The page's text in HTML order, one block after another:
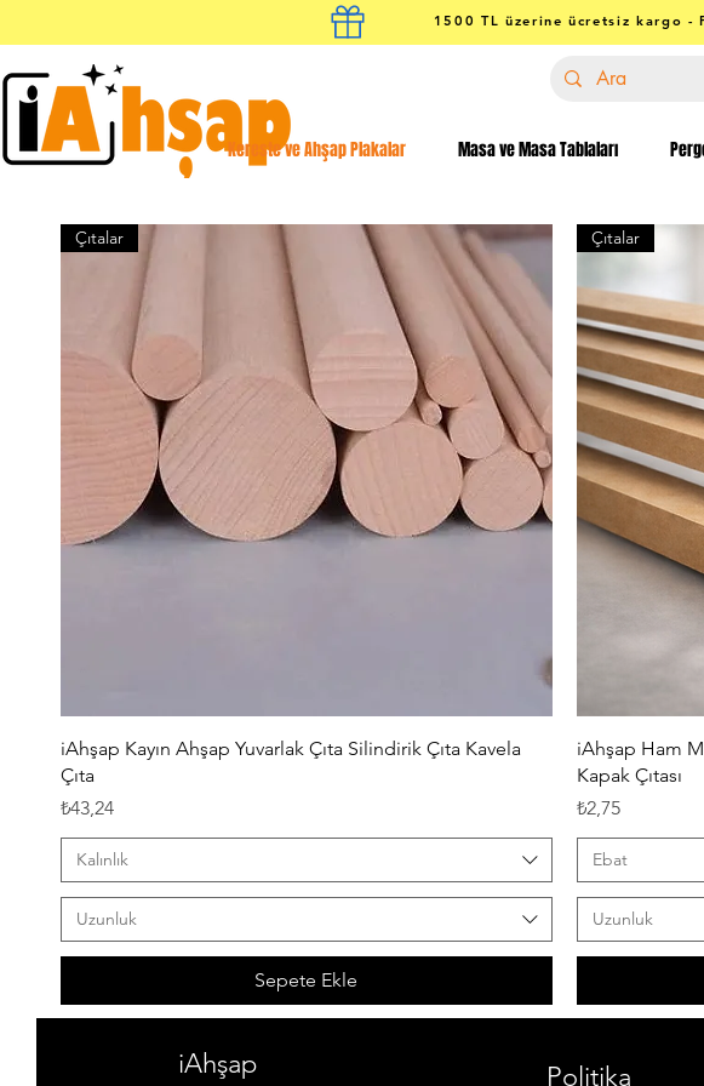
1500 TL üzerine ücretsiz kargo
Kereste ve Ahşap Plakalar Masa ve Masa Tablaları
Hızlı Bakış
Çıtalar
iAhşap Kayın Ahşap Yuvarlak Çıta Silindirik Çıta Kavela
Çıta
Fiyat
₺43,24
Kalınlık
Uzunluk
Sepete Ekle
Çıtalar
iAhşap Ham
Kapak Çıtası
Fiyat
₺2,75
Ebat
Uzunluk
iAhşap Politika